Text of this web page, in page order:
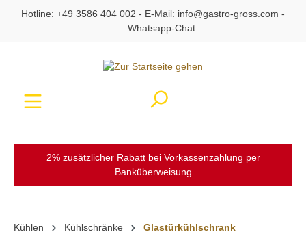
springen
Hotline: +49 3586 404 002 - E-Mail: info@gastro-gross.com -
Whatsapp-Chat
2% zusätzlicher Rabatt bei Vorkassenzahlung per
Banküberweisung
Kühlen Kühlschränke Glastürkühlschrank